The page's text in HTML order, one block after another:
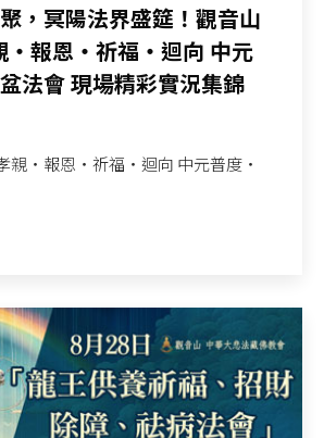
，冥陽法界盛筵！觀音山
‧報恩‧祈福‧迴向 中元
法會 現場精彩實況集錦
親‧報恩‧祈福‧迴向 中元普度‧